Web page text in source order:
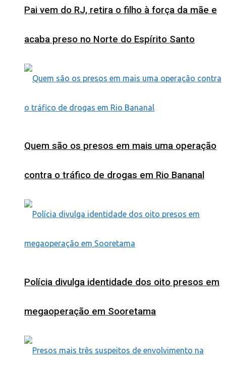
Pai vem do RJ, retira o filho à força da mãe e
acaba preso no Norte do Espírito Santo
Quem são os presos em mais uma operação
contra o tráfico de drogas em Rio Bananal
Polícia divulga identidade dos oito presos em
megaoperação em Sooretama